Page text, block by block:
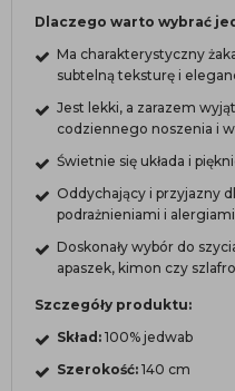
Dlaczego warto wybrać
Ma charakterystyczny
subtelną teksturę i
Jest lekki, a zarazem
codziennego noszenia i
Świetnie się układa i
Oddychający i przyjazny
podrażnieniami i alergiami
Doskonały wybór do
apaszek, kimon czy
Szczegóły produktu:
Skład: 100% jedwab
Szerokość: 140 cm